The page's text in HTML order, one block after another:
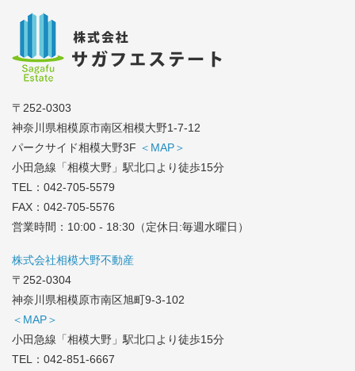
〒252-0303
神奈川県相模原市南区相模大野1-7-12
パークサイド相模大野3F ＜MAP＞
小田急線「相模大野」駅北口より徒歩15分
TEL： 042-705-5579
FAX：042-705-5576
営業時間：10:00 - 18:30（定休日:毎週水曜日）
株式会社相模大野不動産
〒252-0304
神奈川県相模原市南区旭町9-3-102
＜MAP＞
小田急線「相模大野」駅北口より徒歩15分
TEL： 042-851-6667